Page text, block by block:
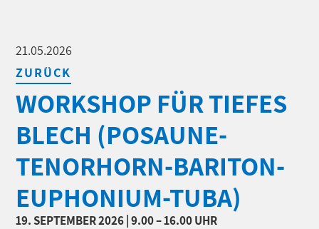
21.05.2026
ZURÜCK
WORKSHOP FÜR TIEFES
BLECH (POSAUNE-
TENORHORN-BARITON-
EUPHONIUM-TUBA)
19. SEPTEMBER 2026 | 9.00 – 16.00 UHR